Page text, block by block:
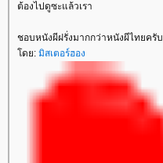
ต้องไปดูซะแล้วเรา
ชอบหนังผีฝรั่งมากกว่าหนังผีไทยครับ
ดย: มิสเตอร์ฮอง